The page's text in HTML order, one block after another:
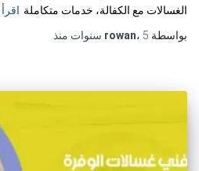
الغسالات مع الكفالة، خدمات متكاملة
بواسطة
rowan، 5 سنوات منذ